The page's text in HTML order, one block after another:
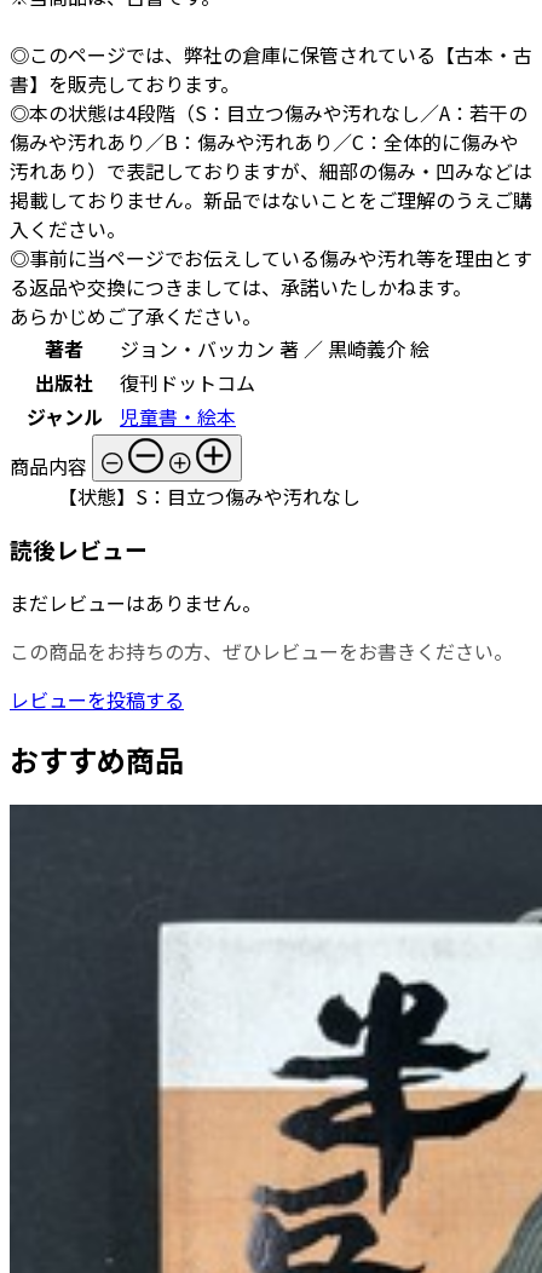
◎このページでは、弊社の倉庫に保管されている【古本・古
書】を販売しております。
◎本の状態は4段階（S：目立つ傷みや汚れなし／A：若干の
傷みや汚れあり／B：傷みや汚れあり／C：全体的に傷みや
汚れあり）で表記しておりますが、細部の傷み・凹みなどは
掲載しておりません。新品ではないことをご理解のうえご購
入ください。
◎事前に当ページでお伝えしている傷みや汚れ等を理由とす
る返品や交換につきましては、承諾いたしかねます。
あらかじめご了承ください。
著者
ジョン・バッカン 著 ／ 黒崎義介 絵
出版社
復刊ドットコム
ジャンル
児童書・絵本
商品内容
【状態】S：目立つ傷みや汚れなし
読後レビュー
まだレビューはありません。
この商品をお持ちの方、ぜひレビューをお書きください。
レビューを投稿する
おすすめ商品